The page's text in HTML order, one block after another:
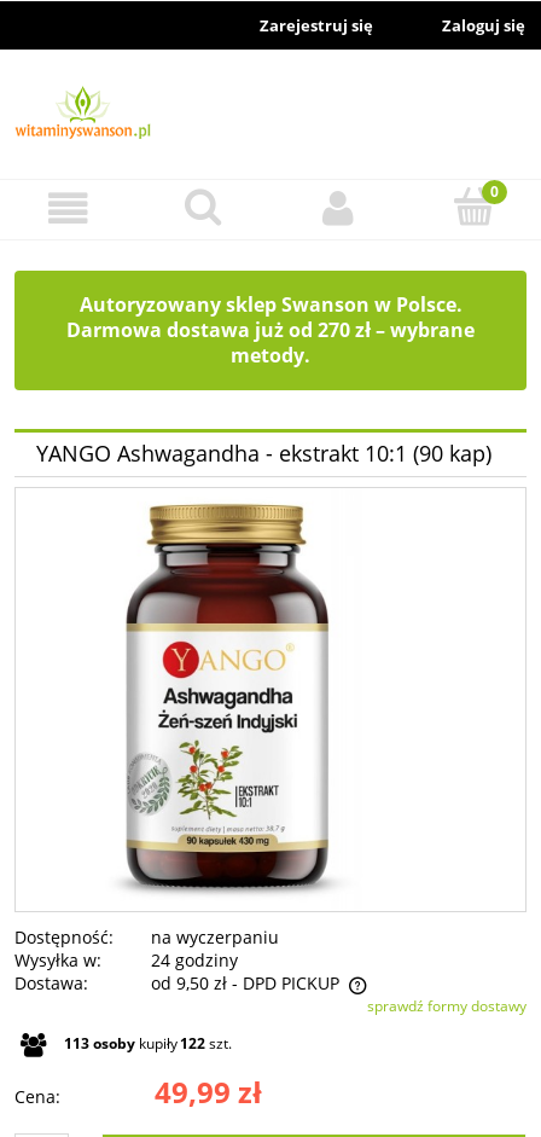
Zarejestruj się Zaloguj się
Autoryzowany sklep Swanson w Polsce.
Darmowa dostawa już od 270 zł – wybrane
metody.
YANGO Ashwagandha - ekstrakt 10:1 (90 kap)
Dostępność:
na wyczerpaniu
Wysyłka w:
24 godziny
Dostawa:
od 9,50 zł - DPD PICKUP
Cena nie zawiera ewentualnych kosztów płatnościsprawdź formy dostawy
113osoby kupiły122szt.
Cena: 49,99 zł